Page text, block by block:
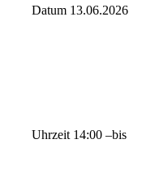
Datum 13.06.2026
Uhrzeit 14:00 –bis